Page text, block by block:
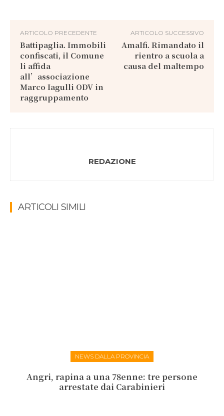
ARTICOLO PRECEDENTE
Battipaglia. Immobili
confiscati, il Comune
li affida
all’associazione
Marco Iagulli ODV in
raggruppamento
ARTICOLO SUCCESSIVO
Amalfi. Rimandato il
rientro a scuola a
causa del maltempo
REDAZIONE
ARTICOLI SIMILI
NEWS DALLA PROVINCIA
Angri, rapina a una 78enne: tre persone
arrestate dai Carabinieri